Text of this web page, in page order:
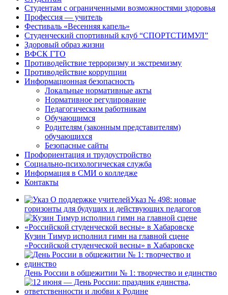
Студентам с ограниченными возможностями здоровья
Профессия — учитель
Фестиваль «Весенняя капель»
Студенческий спортивный клуб “СПОРТСТИМУЛ”
Здоровый образ жизни
ВФСК ГТО
Противодействие терроризму и экстремизму
Противодействие коррупции
Информационная безопасность
Локальные нормативные акты
Нормативное регулирование
Педагогическим работникам
Обучающимся
Родителям (законным представителям)
обучающихся
Безопасные сайты
Профориентация и трудоустройство
Социально-психологическая служба
Информация в СМИ о колледже
Контакты
Указ № 498: новые
горизонты для будущих и действующих педагогов
Кузин Тимур исполнил гимн на главной сцене
«Российской студенческой весны» в Хабаровске
День России в общежитии № 1: творчество и единство